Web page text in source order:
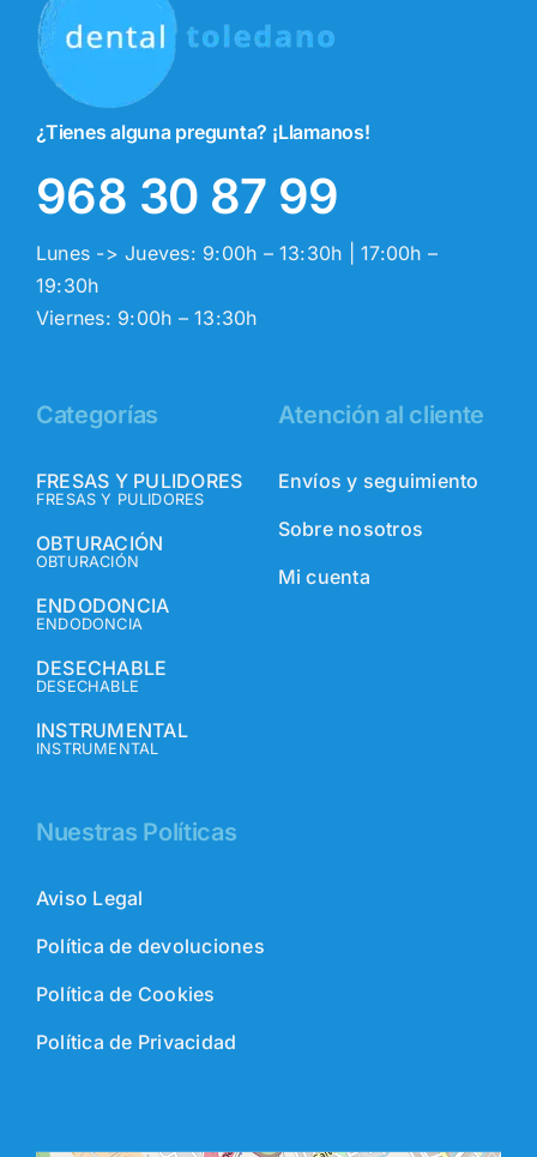
¿Tienes alguna pregunta? ¡Llamanos!
968 30 87 99
Lunes -> Jueves: 9:00h – 13:30h | 17:00h –
19:30h
Viernes: 9:00h – 13:30h
Categorías
FRESAS Y PULIDORES
FRESAS Y PULIDORES
OBTURACIÓN
OBTURACIÓN
ENDODONCIA
ENDODONCIA
DESECHABLE
DESECHABLE
INSTRUMENTAL
INSTRUMENTAL
Atención al cliente
Envíos y seguimiento
Sobre nosotros
Mi cuenta
Nuestras Políticas
Aviso Legal
Política de devoluciones
Política de Cookies
Política de Privacidad